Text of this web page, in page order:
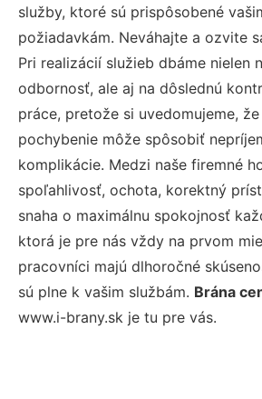
služby, ktoré sú prispôsobené
požiadavkám. Neváhajte a ozvite
Pri realizácií služieb dbáme nielen
odbornosť, ale aj na dôslednú
práce, pretože si uvedomujeme,
pochybenie môže spôsobiť
komplikácie. Medzi naše firemné
spoľahlivosť, ochota, korektný
snaha o maximálnu spokojnosť
ktorá je pre nás vždy na prvom
pracovníci majú dlhoročné
sú plne k vašim službám. Brána
www.i-brany.sk je tu pre vás.